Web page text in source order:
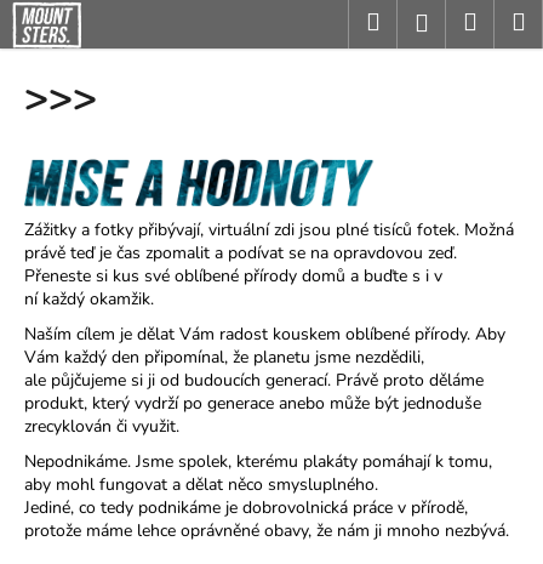
Přejít
na
obsah
HledatPřihlášení
>>>
Zážitky a fotky přibývají, virtuální zdi jsou plné tisíců fotek. Možná
právě teď je čas zpomalit a podívat se na opravdovou zeď.
Přeneste si kus své oblíbené přírody domů a buďte s i v
ní každý okamžik.
Naším cílem je dělat Vám radost kouskem oblíbené přírody. Aby
Vám každý den připomínal, že planetu jsme nezdědili,
ale půjčujeme si ji od budoucích generací. Právě proto děláme
produkt, který vydrží po generace anebo může být jednoduše
zrecyklován či využit.
Nepodnikáme. Jsme spolek, kterému plakáty pomáhají k tomu,
aby mohl fungovat a dělat něco smysluplného.
Jediné, co tedy podnikáme je dobrovolnická práce v přírodě,
protože máme lehce oprávněné obavy, že nám ji mnoho nezbývá.
K
o
o
p
o
t
ř
e
b
u
j
e
t
e
n